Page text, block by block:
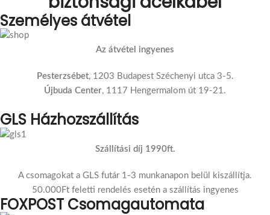
Személyes átvétel
Az átvétel ingyenes
Pesterzsébet, 1203 Budapest Széchenyi utca 3-5.
Újbuda Center, 1117 Hengermalom út 19-21.
GLS Házhozszállítás
Szállítási díj 1990ft.
A csomagokat a GLS futár 1-3 munkanapon belül kiszállítja.
50.000Ft feletti rendelés esetén a szállítás ingyenes
FOXPOST Csomagautomata